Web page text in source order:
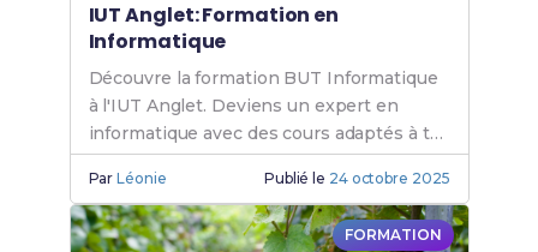
IUT Anglet: Formation en
Informatique
Découvre la formation BUT Informatique
à l'IUT Anglet. Deviens un expert en
informatique avec des cours adaptés à tes
besoins. Rejoins l'IUT Anglet
Informatique.
ParLéonie Publié le 24 octobre 2025
FORMATION